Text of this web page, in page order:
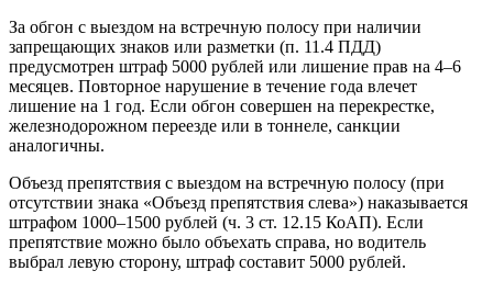
За обгон с выездом на встречную полосу при наличии
запрещающих знаков или разметки (п. 11.4 ПДД)
предусмотрен штраф 5000 рублей или лишение прав на 4–6
месяцев. Повторное нарушение в течение года влечет
лишение на 1 год. Если обгон совершен на перекрестке,
железнодорожном переезде или в тоннеле, санкции
аналогичны.
Объезд препятствия с выездом на встречную полосу (при
отсутствии знака «Объезд препятствия слева») наказывается
штрафом 1000–1500 рублей (ч. 3 ст. 12.15 КоАП). Если
препятствие можно было объехать справа, но водитель
выбрал левую сторону, штраф составит 5000 рублей.